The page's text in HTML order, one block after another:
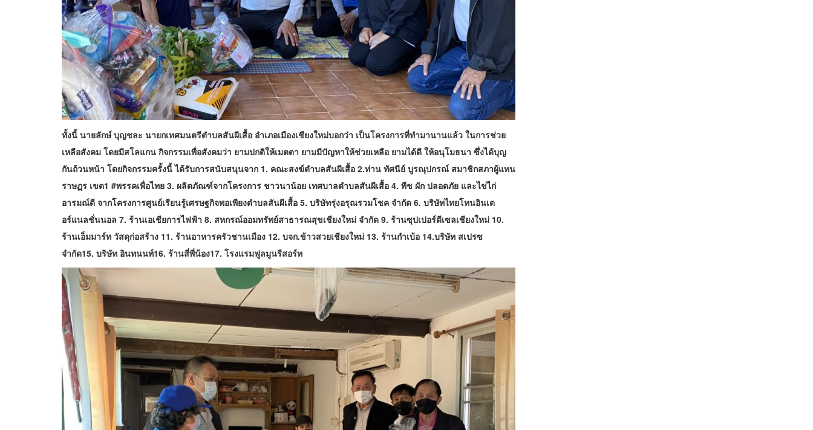
ทั้งนี้ นายลักษ์ บุญชละ นายกเทศมนตรีตำบลสันผีเสื้อ อำเภอเมืองเชียงใหม่บอกว่า เป็นโครงการที่ทำมานานแล้ว ในการช่วย
เหลือสังคม โดยมีสโลแกน กิจกรรมเพื่อสังคมว่า ยามปกติให้เมตตา ยามมีปัญหาให้ช่วยเหลือ ยามได้ดี ให้อนุโมธนา ซึ่งได้บุญ
กันถ้วนหน้า โดยกิจกรรมครั้งนี้ ได้รับการสนับสนุนจาก 1. คณะสงฆ์ตำบลสันผีเสื้อ 2.ท่าน ทัศนีย์ บูรณุปกรณ์ สมาชิกสภาผู้แทน
ราษฏร เขต1 #พรรคเพื่อไทย 3. ผลิตภัณฑ์จากโครงการ ชาวนาน้อย เทศบาลตำบลสันผีเสื้อ 4. พืช ผัก ปลอดภัย และไข่ไก่
อารมณ์ดี จากโครงการศูนย์เรียนรู้เศรษฐกิจพอเพียงตำบลสันผีเสื้อ 5. บริษัทรุ่งอรุณรวมโชค จำกัด 6. บริษัทไทยโทนอินเต
อร์แนลชั่นนอล 7. ร้านเอเชียการไฟฟ้า 8. สหกรณ์ออมทรัพย์สาธารณสุขเชียงใหม่ จำกัด 9. ร้านซุปเปอร์ดีเซลเชียงใหม่ 10.
ร้านเอ็มมาร์ท วัสดุก่อสร้าง 11. ร้านอาหารครัวชานเมือง 12. บจก.ข้าวสวยเชียงใหม่ 13. ร้านกำเบ้อ 14.บริษัท สเปรซ
จำกัด15. บริษัท อินทนนท์16. ร้านสี่พี่น้อง17. โรงแรมฟูลมูนรีสอร์ท